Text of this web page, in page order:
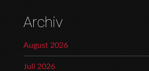
Archiv
August 2026
Juli 2026